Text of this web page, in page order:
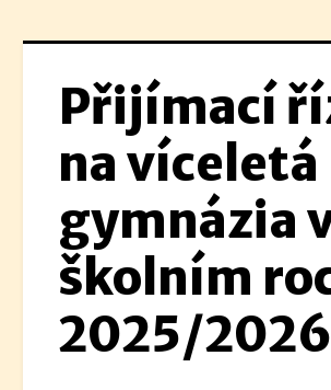
Přijímací
na víceletá
gymnázia
školním
2025/2026